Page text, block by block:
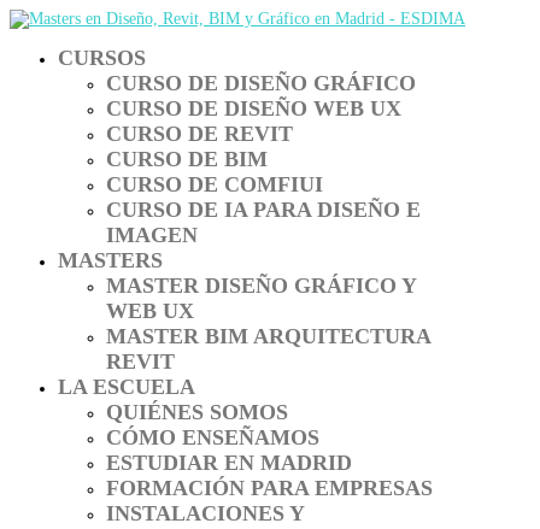
CURSOS
CURSO DE DISEÑO GRÁFICO
CURSO DE DISEÑO WEB UX
CURSO DE REVIT
CURSO DE BIM
CURSO DE COMFIUI
CURSO DE IA PARA DISEÑO E
IMAGEN
MASTERS
MASTER DISEÑO GRÁFICO Y
WEB UX
MASTER BIM ARQUITECTURA
REVIT
LA ESCUELA
QUIÉNES SOMOS
CÓMO ENSEÑAMOS
ESTUDIAR EN MADRID
FORMACIÓN PARA EMPRESAS
INSTALACIONES Y